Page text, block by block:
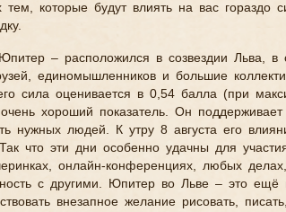
тем, которые будут влиять на вас гораздо
– расположился в созвездии Льва, в
единомышленников и большие
сила оценивается в 0,54 балла (при
хороший показатель. Он поддерживает
нужных людей. К утру 8 августа его
что эти дни особенно удачны для
онлайн-конференциях, любых
с другими. Юпитер во Льве – это ещё
внезапное желание рисовать, писать,